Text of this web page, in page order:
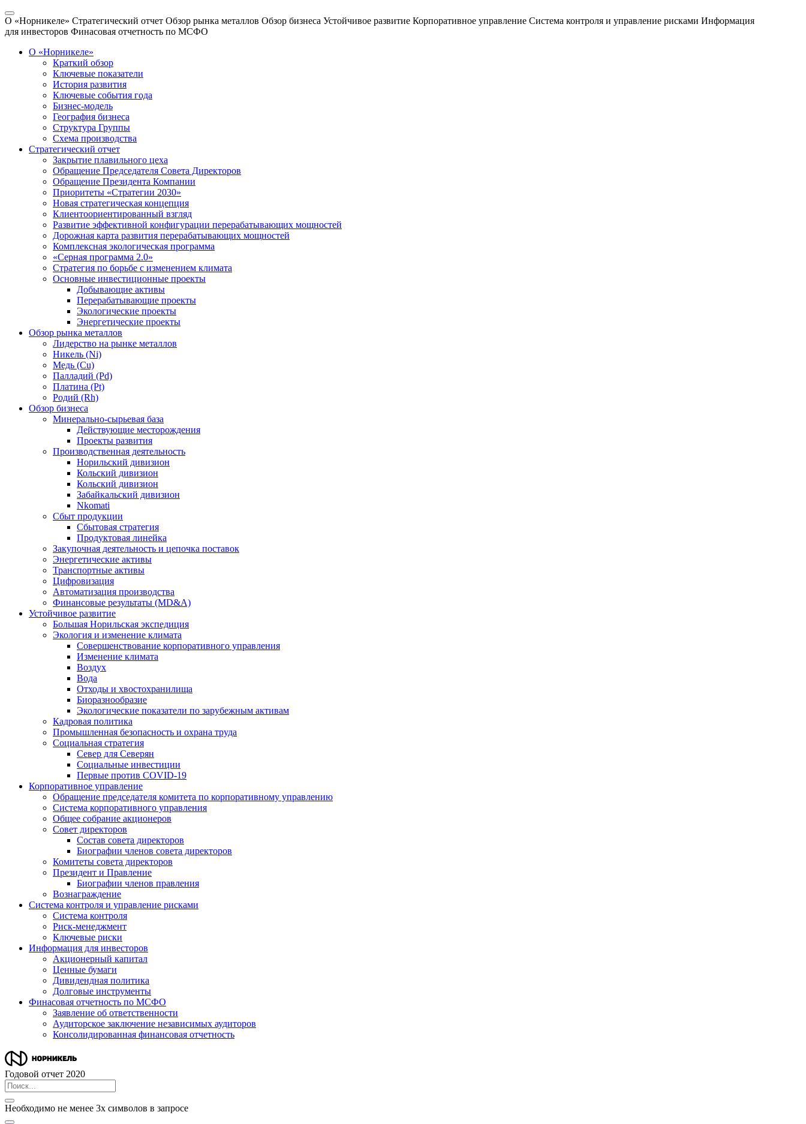
О «Норникеле» Стратегический отчет Обзор рынка металлов Обзор бизнеса Устойчивое развитие Корпоративное управление Система контроля и управление рисками Информация
для инвесторов Финасовая отчетность по МСФО
О «Норникеле»
Краткий обзор
Ключевые показатели
История развития
Ключевые события года
Бизнес-модель
География бизнеса
Структура Группы
Схема производства
Стратегический отчет
Закрытие плавильного цеха
Обращение Председателя Совета Директоров
Обращение Президента Компании
Приоритеты «Стратегии 2030»
Новая стратегическая концепция
Клиентоориентированный взгляд
Развитие эффективной конфигурации перерабатывающих мощностей
Дорожная карта развития перерабатывающих мощностей
Комплексная экологическая программа
«Серная программа 2.0»
Стратегия по борьбе с изменением климата
Основные инвестиционные проекты
Добывающие активы
Перерабатывающие проекты
Экологические проекты
Энергетические проекты
Обзор рынка металлов
Лидерство на рынке металлов
Никель (Ni)
Медь (Cu)
Палладий (Pd)
Платина (Pt)
Родий (Rh)
Обзор бизнеса
Минерально-сырьевая база
Действующие месторождения
Проекты развития
Производственная деятельность
Норильский дивизион
Кольский дивизион
Кольский дивизион
Забайкальский дивизион
Nkomati
Сбыт продукции
Сбытовая стратегия
Продуктовая линейка
Закупочная деятельность и цепочка поставок
Энергетические активы
Транспортные активы
Цифровизация
Автоматизация производства
Финансовые результаты (MD&A)
Устойчивое развитие
Большая Норильская экспедиция
Экология и изменение климата
Совершенствование корпоративного управления
Изменение климата
Воздух
Вода
Отходы и хвостохранилища
Биоразнообразие
Экологические показатели по зарубежным активам
Кадровая политика
Промышленная безопасность и охрана труда
Социальная стратегия
Север для Северян
Социальные инвестиции
Первые против COVID‑19
Корпоративное управление
Обращение председателя комитета по корпоративному управлению
Система корпоративного управления
Общее собрание акционеров
Совет директоров
Состав совета директоров
Биографии членов совета директоров
Комитеты совета директоров
Президент и Правление
Биографии членов правления
Вознаграждение
Система контроля и управление рисками
Система контроля
Риск-менеджмент
Ключевые риски
Информация для инвесторов
Акционерный капитал
Ценные бумаги
Дивидендная политика
Долговые инструменты
Финасовая отчетность по МСФО
Заявление об ответственности
Аудиторское заключение независимых аудиторов
Консолидированная финансовая отчетность
Годовой отчет 2020
Необходимо не менее 3х символов в запросе